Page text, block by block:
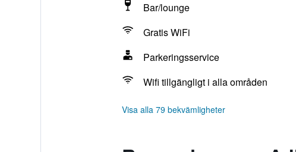
Bar/lounge
Gratis WiFi
Parkeringsservice
Wifi tillgängligt i alla områden
Visa alla 79 bekvämligheter